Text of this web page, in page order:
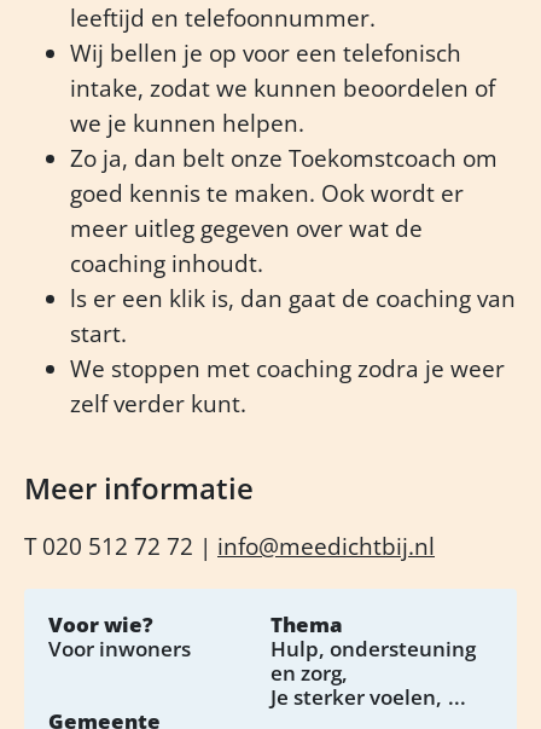
leeftijd en telefoonnummer.
Wij bellen je op voor een telefonisch
intake, zodat we kunnen beoordelen of
we je kunnen helpen.
Zo ja, dan belt onze Toekomstcoach om
goed kennis te maken. Ook wordt er
meer uitleg gegeven over wat de
coaching inhoudt.
ls er een klik is, dan gaat de coaching van
start.
We stoppen met coaching zodra je weer
zelf verder kunt.
Meer informatie
T 020 512 72 72 | info@meedichtbij.nl
Voor wie?
Voor inwoners
Thema
Hulp, ondersteuning
en zorg
Je sterker voelen ...
Gemeente